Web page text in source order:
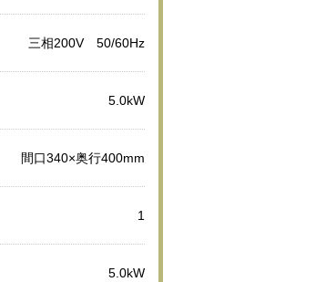
三相200V 50/60Hz
5.0kW
間口340×奥行400mm
1
5.0kW